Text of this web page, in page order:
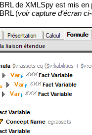
de XMLSpy est mis
(voir capture d'écran